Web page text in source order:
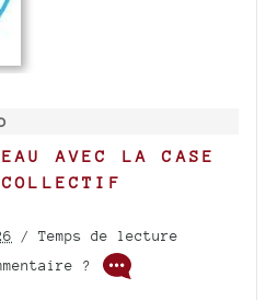
AVEC LA CASE
/ Temps de lecture
?